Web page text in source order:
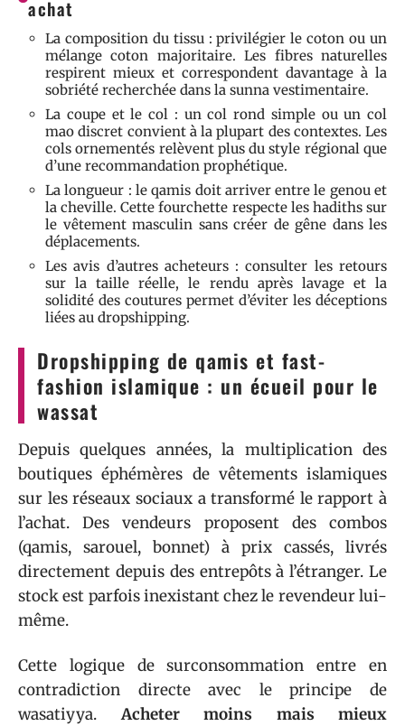
achat
La composition du tissu : privilégier le coton ou un
mélange coton majoritaire. Les fibres naturelles
respirent mieux et correspondent davantage à la
sobriété recherchée dans la sunna vestimentaire.
La coupe et le col : un col rond simple ou un col
mao discret convient à la plupart des contextes. Les
cols ornementés relèvent plus du style régional que
d’une recommandation prophétique.
La longueur : le qamis doit arriver entre le genou et
la cheville. Cette fourchette respecte les hadiths sur
le vêtement masculin sans créer de gêne dans les
déplacements.
Les avis d’autres acheteurs : consulter les retours
sur la taille réelle, le rendu après lavage et la
solidité des coutures permet d’éviter les déceptions
liées au dropshipping.
Dropshipping de qamis et fast-
fashion islamique : un écueil pour le
wassat
Depuis quelques années, la multiplication des
boutiques éphémères de vêtements islamiques
sur les réseaux sociaux a transformé le rapport à
l’achat. Des vendeurs proposent des combos
(qamis, sarouel, bonnet) à prix cassés, livrés
directement depuis des entrepôts à l’étranger. Le
stock est parfois inexistant chez le revendeur lui-
même.
Cette logique de surconsommation entre en
contradiction directe avec le principe de
wasatiyya.Acheter moins mais mieux